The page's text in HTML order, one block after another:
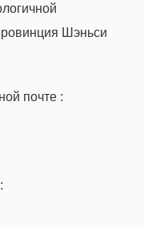
Шэньси
почте :